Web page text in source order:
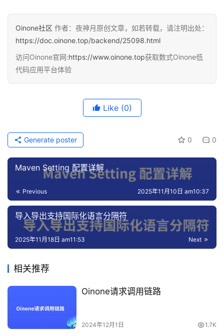
Oinone社区 作者：夜神月原创文章，如若转载，请注明出处：
https://doc.oinone.top/backend/25098.html
访问Oinone官网:https://www.oinone.top获取数式Oinone低
代码应用平台体验
Like (0)
0 0
Generate poster
Maven Setting 配置详解
Previous 2025年11月10日 am10:37
导入导出支持国际化语言分隔符
Next
2025年11月18日 am11:53
相关推荐
Oinone请求调用链路
2024年12月1日 1.7K